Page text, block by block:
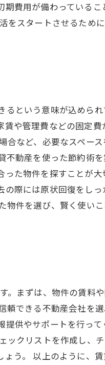
費用が備わっている
をスタートさせるため
という意味が込めら
や管理費などの固定
など、必要なスペー
動産を使った節約術
た物件を探すことが
際には原状回復をし
物件を選び、賢く使い
。まずは、物件の賃料
できる不動産会社を
供やサポートを行っ
ックリストを作成し、
う。 以上のように、